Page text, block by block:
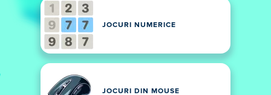
JOCURI NUMERICE
JOCURI DIN MOUSE